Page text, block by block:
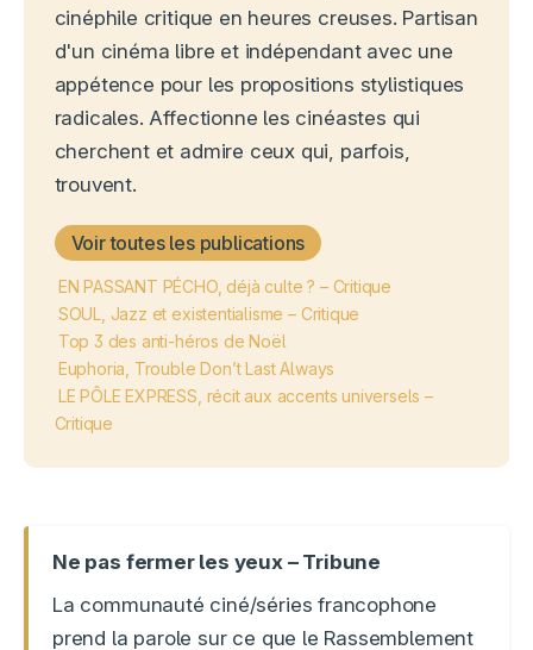
cinéphile critique en heures creuses. Partisan
d'un cinéma libre et indépendant avec une
appétence pour les propositions stylistiques
radicales. Affectionne les cinéastes qui
cherchent et admire ceux qui, parfois,
trouvent.
Voir toutes les publications
EN PASSANT PÉCHO, déjà culte ? – Critique
SOUL, Jazz et existentialisme – Critique
Top 3 des anti-héros de Noël
Euphoria, Trouble Don’t Last Always
LE PÔLE EXPRESS, récit aux accents universels –
Critique
Ne pas fermer les yeux – Tribune
La communauté ciné/séries francophone
prend la parole sur ce que le Rassemblement